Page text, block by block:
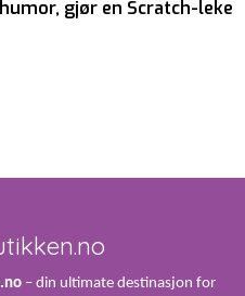
gjør en Scratch-leke
– din ultimate destinasjon for